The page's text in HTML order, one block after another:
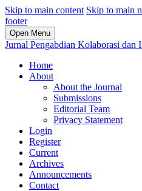
Skip to main content Skip to main
footer
Open Menu
Jurnal Pengabdian Kolaborasi dan
Home
About
About the Journal
Submissions
Editorial Team
Privacy Statement
Login
Register
Current
Archives
Announcements
Contact